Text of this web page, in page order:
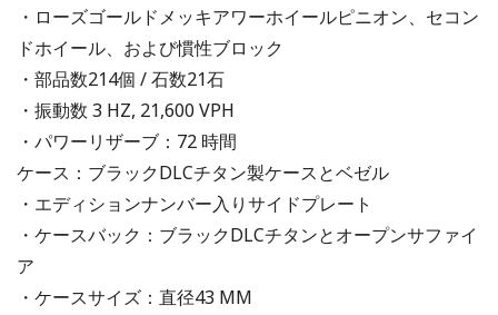
・ローズゴールドメッキアワーホイールピニオン、セコン
ドホイール、および慣性ブロック
・部品数214個 / 石数21石
・振動数 3 HZ, 21,600 VPH
・パワーリザーブ：72 時間
ケース：ブラックDLCチタン製ケースとベゼル
・エディションナンバー入りサイドプレート
・ケースバック：ブラックDLCチタンとオープンサファイ
ア
・ケースサイズ：直径43 MM